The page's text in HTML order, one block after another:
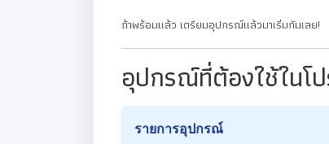
ถ้าพร้อมแล้ว เตรียมอุปกรณ์แล้วมาเริ่มกันเลย!
อุปกรณ์ที่ต้องใช้ในโ
รายการอุปกรณ์